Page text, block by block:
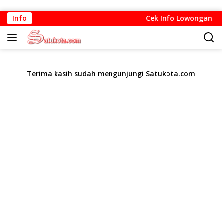
Langsung
ke
konten
Info Cek Info Lowongan
Terima kasih sudah mengunjungi Satukota.com